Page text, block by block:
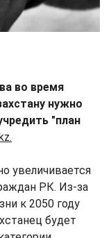
во время
нужно
"план
увеличивается
РК. Из-за
к 2050 году
будет